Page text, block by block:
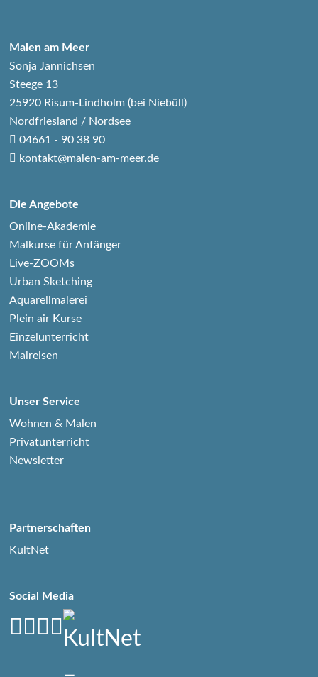
Malen am Meer
Sonja Jannichsen
Steege 13
25920 Risum-Lindholm (bei Niebüll)
Nordfriesland / Nordsee
04661 - 90 38 90
kontakt@malen-am-meer.de
Die Angebote
Online-Akademie
Malkurse für Anfänger
Live-ZOOMs
Urban Sketching
Aquarellmalerei
Plein air Kurse
Einzelunterricht
Malreisen
Unser Service
Wohnen & Malen
Privatunterricht
Newsletter
Partnerschaften
KultNet
Social Media